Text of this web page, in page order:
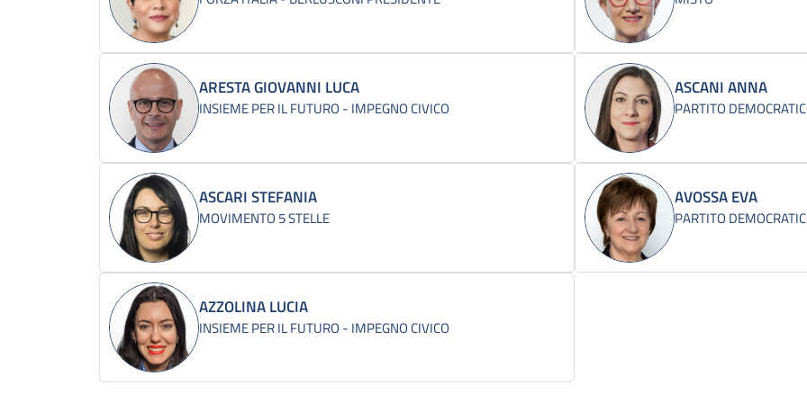
ARESTA GIOVANNI LUCA
INSIEME PER IL FUTURO - IMPEGNO CIVICO
ASCANI ANNA
PARTITO
ASCARI STEFANIA
MOVIMENTO 5 STELLE
AVOSSA EVA
PARTITO
AZZOLINA LUCIA
INSIEME PER IL FUTURO - IMPEGNO CIVICO